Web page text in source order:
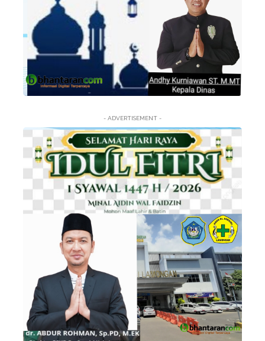
- ADVERTISEMENT -